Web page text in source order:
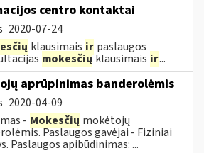
centro kontaktai
2020-07-24
klausimais ir paslaugos
mokesčiųklausimais ir...
aprūpinimas banderolėmis
2020-04-09
- Mokesčių mokėtojų
Paslaugos gavėjai - Fiziniai
Paslaugos apibūdinimas: ...